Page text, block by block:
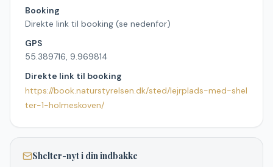
Booking
Direkte link til booking (se nedenfor)
GPS
55.389716, 9.969814
Direkte link til booking
https://book.naturstyrelsen.dk/sted/lejrplads-med-shel
ter-1-holmeskoven/
Shelter-nyt i din indbakke